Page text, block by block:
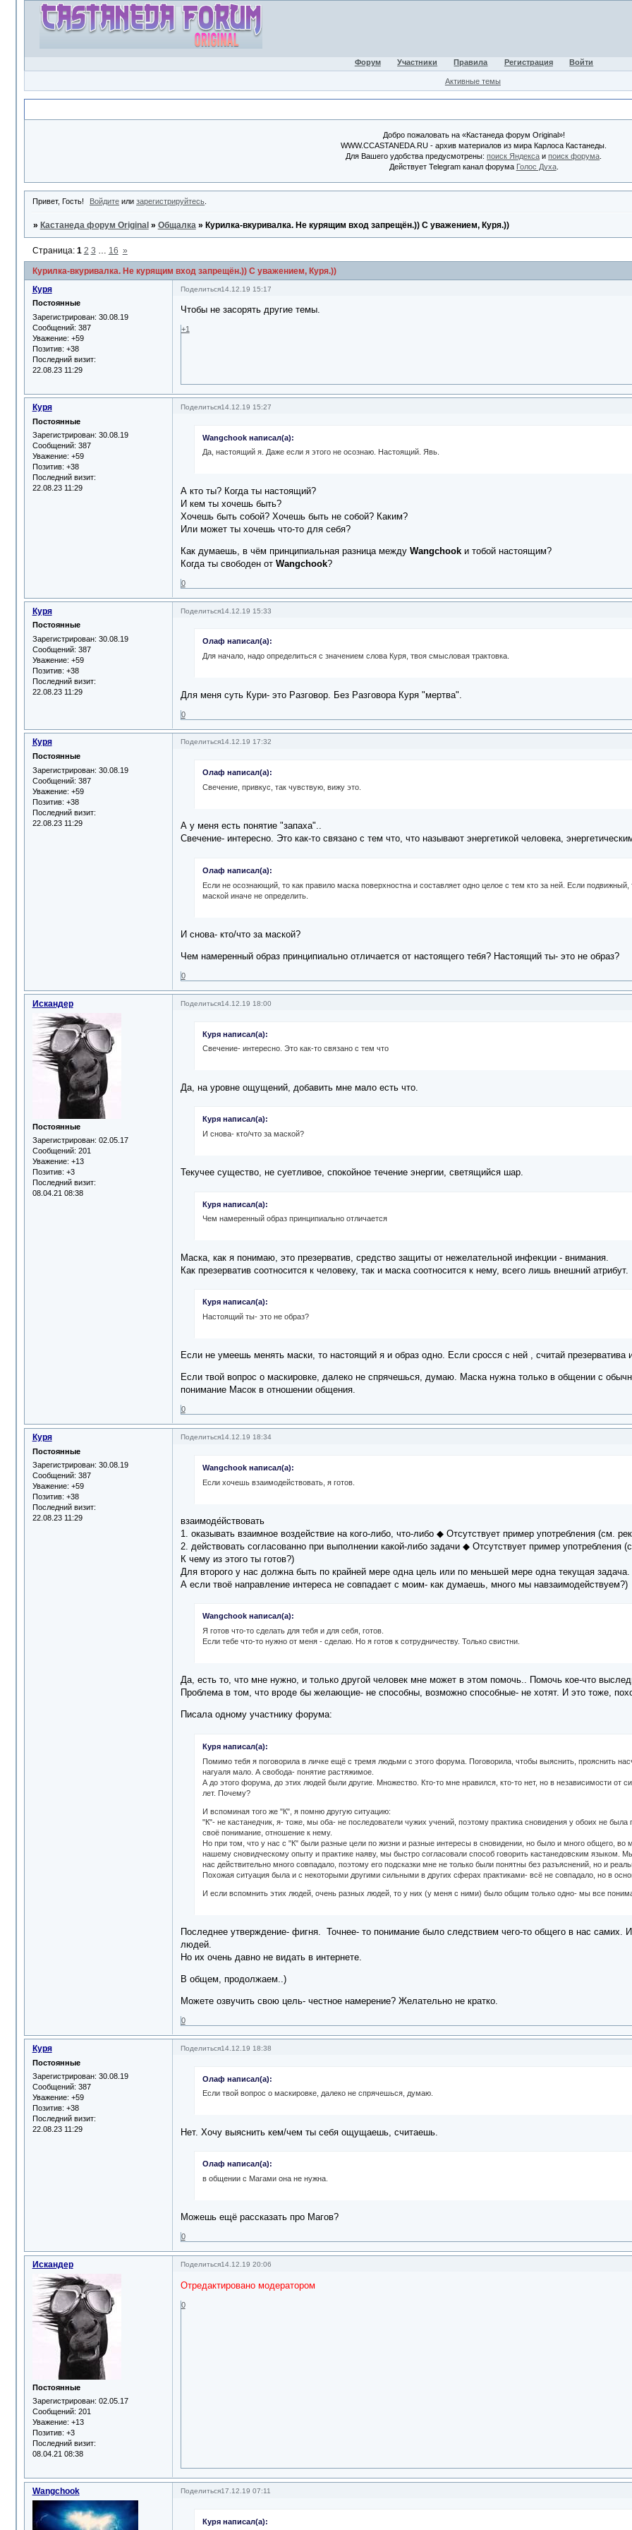
Форум Участники Правила Регистрация Войти
Активные темы
Добро пожаловать на «Кастанеда форум Original»!
WWW.CCASTANEDA.RU - архив материалов из мира Карлоса Кастанеды.
Для Вашего удобства предусмотрены:поиск Яндекса ипоиск форума
Действует Telegram канал форума Голос Духа.
Привет, Гость! Войдите илизарегистрируйтесь
» Кастанеда форум Original » Общалка » Курилка-вкуривалка. Не курящим вход запрещён.)) С уважением, Куря.))
Курилка-вкуривалка. Не курящим вход запрещён.)) С уважением, Куря.))
Страница: 1 2 3 16 »
Поделиться14.12.19 15:17
Куря
Постоянные
Зарегистрирован: 30.08.19
Сообщений: 387
Уважение: +59
Позитив: +38
Последний визит:
22.08.23 11:29
Чтобы не засорять другие темы.
+1
Поделиться14.12.19 15:27
Куря
Постоянные
Зарегистрирован: 30.08.19
Сообщений: 387
Уважение: +59
Позитив: +38
Последний визит:
22.08.23 11:29
Wangchook написал(а):
Да, настоящий я. Даже если я этого не осознаю. Настоящий. Явь.
А кто ты? Когда ты настоящий?
И кем ты хочешь быть?
Хочешь быть собой? Хочешь быть не собой? Каким?
Или может ты хочешь что-то для себя?
Как думаешь, в чём принципиальная разница между Wangchookи тобой настоящим?
Когда ты свободен от Wangchook?
0
Поделиться14.12.19 15:33
Куря
Постоянные
Зарегистрирован: 30.08.19
Сообщений: 387
Уважение: +59
Позитив: +38
Последний визит:
22.08.23 11:29
Олаф написал(а):
Для начало, надо определиться с значением слова Куря, твоя смысловая трактовка.
Для меня суть Кури- это Разговор. Без Разговора Куря "мертва".
0
Поделиться14.12.19 17:32
Куря
Постоянные
Зарегистрирован: 30.08.19
Сообщений: 387
Уважение: +59
Позитив: +38
Последний визит:
22.08.23 11:29
Олаф написал(а):
Свечение, привкус, так чувствую, вижу это.
А у меня есть понятие "запаха"..
Свечение- интересно. Это как-то связано с тем что, что называют энергетикой человека,
Олаф написал(а):
Если не осознающий, то как правило маска поверхностна и составляет одно целое с тем кто за ней. Если подвижный,
маской иначе не определить.
И снова- кто/что за маской?
Чем намеренный образ принципиально отличается от настоящего тебя? Настоящий ты- это не образ?
0
Поделиться14.12.19 18:00
Искандер
Постоянные
Зарегистрирован: 02.05.17
Сообщений: 201
Уважение: +13
Позитив: +3
Последний визит:
08.04.21 08:38
Куря написал(а):
Свечение- интересно. Это как-то связано с тем что
Да, на уровне ощущений, добавить мне мало есть что.
Куря написал(а):
И снова- кто/что за маской?
Текучее существо, не суетливое, спокойное течение энергии, светящийся шар.
Куря написал(а):
Чем намеренный образ принципиально отличается
Маска, как я понимаю, это презерватив, средство защиты от нежелательной инфекции - внимания.
Как презерватив соотносится к человеку, так и маска соотносится к нему, всего лишь внешний атрибут.
Куря написал(а):
Настоящий ты- это не образ?
Если не умеешь менять маски, то настоящий я и образ одно. Если сросся с ней , считай презерватива
Если твой вопрос о маскировке, далеко не спрячешься, думаю. Маска нужна только в общении с
понимание Масок в отношении общения.
0
Поделиться14.12.19 18:34
Куря
Постоянные
Зарегистрирован: 30.08.19
Сообщений: 387
Уважение: +59
Позитив: +38
Последний визит:
22.08.23 11:29
Wangchook написал(а):
Если хочешь взаимодействовать, я готов.
взаимоде́йствовать
1. оказывать взаимное воздействие на кого-либо, что-либо ◆ Отсутствует пример употребления (см.
2. действовать согласованно при выполнении какой-либо задачи ◆ Отсутствует пример употребления
К чему из этого ты готов?)
Для второго у нас должна быть по крайней мере одна цель или по меньшей мере одна текущая задача.
А если твоё направление интереса не совпадает с моим- как думаешь, много мы навзаимодействуем?)
Wangchook написал(а):
Я готов что-то сделать для тебя и для себя, готов.
Если тебе что-то нужно от меня - сделаю. Но я готов к сотрудничеству. Только свистни.
Да, есть то, что мне нужно, и только другой человек мне может в этом помочь.. Помочь кое-что
Проблема в том, что вроде бы желающие- не способны, возможно способные- не хотят. И это тоже,
Писала одному участнику форума:
Куря написал(а):
Помимо тебя я поговорила в личке ещё с тремя людьми с этого форума. Поговорила, чтобы выяснить, прояснить
нагуаля мало. А свобода- понятие растяжимое.
А до этого форума, до этих людей были другие. Множество. Кто-то мне нравился, кто-то нет, но в независимости
лет. Почему?
И вспоминая того же "К", я помню другую ситуацию:
"К"- не кастанедчик, я- тоже, мы оба- не последователи чужих учений, поэтому практика сновидения у обоих не
своё понимание, отношение к нему.
Но при том, что у нас с "К" были разные цели по жизни и разные интересы в сновидении, но было и много общего,
нашему сновидческому опыту и практике наяву, мы быстро согласовали способ говорить кастанедовским языком.
нас действительно много совпадало, поэтому его подсказки мне не только были понятны без разъяснений, но и
Похожая ситуация была и с некоторыми другими сильными в других сферах практиками- всё не совпадало, но в
И если вспомнить этих людей, очень разных людей, то у них (у меня с ними) было общим только одно- мы все
Последнее утверждение- фигня. Точнее- то понимание было следствием чего-то общего в нас самих.
людей.
Но их очень давно не видать в интернете.
В общем, продолжаем..)
Можете озвучить свою цель- честное намерение? Желательно не кратко.
0
Поделиться14.12.19 18:38
Куря
Постоянные
Зарегистрирован: 30.08.19
Сообщений: 387
Уважение: +59
Позитив: +38
Последний визит:
22.08.23 11:29
Олаф написал(а):
Если твой вопрос о маскировке, далеко не спрячешься, думаю.
Нет. Хочу выяснить кем/чем ты себя ощущаешь, считаешь.
Олаф написал(а):
в общении с Магами она не нужна.
Можешь ещё рассказать про Магов?
0
Поделиться14.12.19 20:06
Искандер
Постоянные
Зарегистрирован: 02.05.17
Сообщений: 201
Уважение: +13
Позитив: +3
Последний визит:
08.04.21 08:38
Отредактировано модератором
0
Поделиться17.12.19 07:11
Wangchook
Куря написал(а):